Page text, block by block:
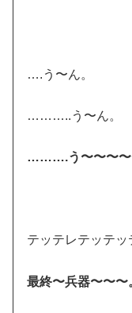
….う〜ん。
………..う〜ん。
……….う〜〜〜〜
テッテレテッテッ
最終〜兵器〜〜〜